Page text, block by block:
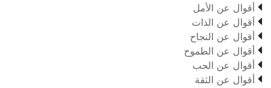
 أقوال عن الأمل
 أقوال عن الذات
 أقوال عن النجاح
 أقوال عن الطموح
 أقوال عن الحب
 أقوال عن الثقة